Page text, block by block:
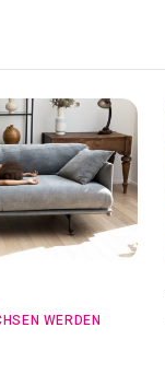
WERDEN